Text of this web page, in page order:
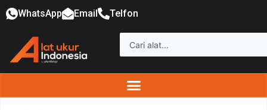
WhatsApp Email Telfon